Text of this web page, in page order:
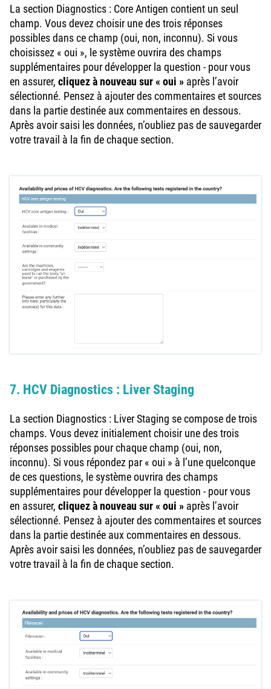
La section Diagnostics : Core Antigen contient un seul
champ. Vous devez choisir une des trois réponses
possibles dans ce champ (oui, non, inconnu). Si vous
choisissez « oui », le système ouvrira des champs
supplémentaires pour développer la question - pour vous
en assurer, cliquez à nouveau sur « oui » après l’avoir
sélectionné. Pensez à ajouter des commentaires et sources
dans la partie destinée aux commentaires en dessous.
Après avoir saisi les données, n’oubliez pas de sauvegarder
votre travail à la fin de chaque section.
7. HCV Diagnostics : Liver Staging
La section Diagnostics : Liver Staging se compose de trois
champs. Vous devez initialement choisir une des trois
réponses possibles pour chaque champ (oui, non,
inconnu). Si vous répondez par « oui » à l’une quelconque
de ces questions, le système ouvrira des champs
supplémentaires pour développer la question - pour vous
en assurer, cliquez à nouveau sur « oui » après l’avoir
sélectionné. Pensez à ajouter des commentaires et sources
dans la partie destinée aux commentaires en dessous.
Après avoir saisi les données, n’oubliez pas de sauvegarder
votre travail à la fin de chaque section.